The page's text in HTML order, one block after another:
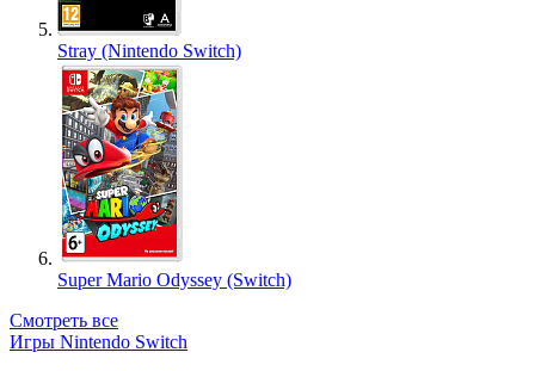
Stray (Nintendo Switch)
Super Mario Odyssey (Switch)
Смотреть все
Игры Nintendo Switch